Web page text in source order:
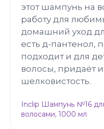
этот шампунь на
работу для
домашний уход
есть д-пантенол,
подходит и для
волосы, придаёт
шелковистость.
Inclip Шампунь №16
волосами, 1000 мл